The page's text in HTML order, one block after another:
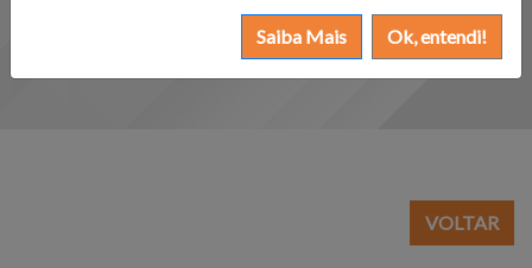
VOLTAR
Saiba Mais Ok, entendi!